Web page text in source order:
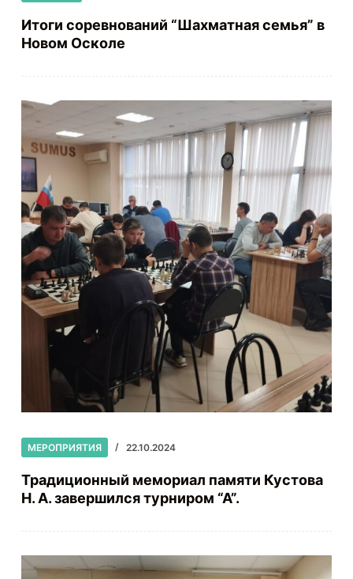
Итоги соревнований “Шахматная семья” в
Новом Осколе
МЕРОПРИЯТИЯ 22.10.2024
Традиционный мемориал памяти Кустова
Н. А. завершился турниром “А”.